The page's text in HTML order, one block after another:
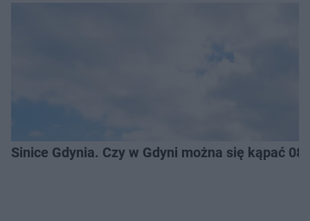
Sinice Gdynia. Czy w Gdyni można się kąpać